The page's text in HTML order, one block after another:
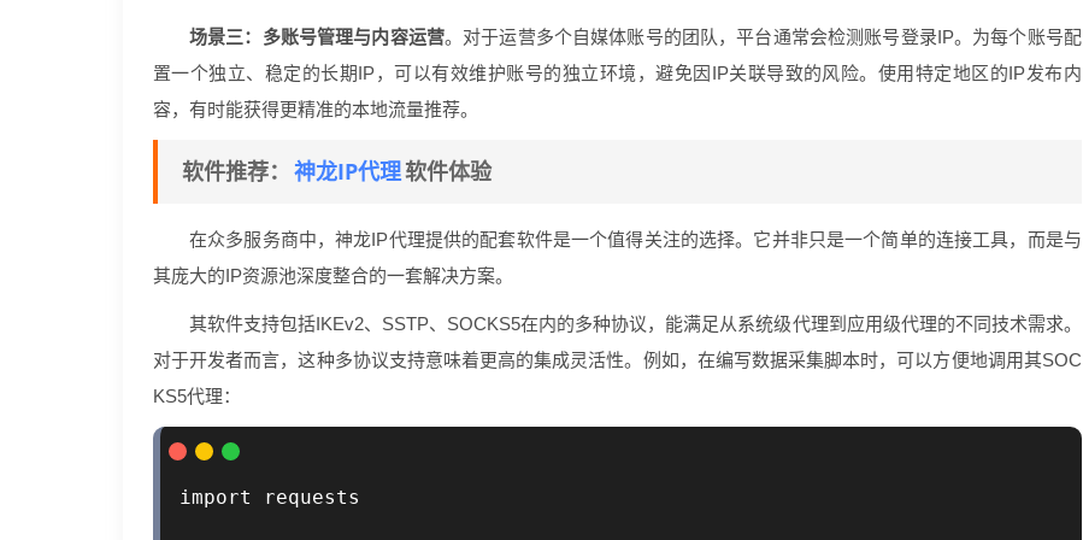
场景三：多账号管理与内容运营。对于运营多个自媒体账号的团队，平台通常会检测账号登录IP。为每个账号配
置一个独立、稳定的长期IP，可以有效维护账号的独立环境，避免因IP关联导致的风险。使用特定地区的IP发布内
容，有时能获得更精准的本地流量推荐。
软件推荐： 神龙IP代理软件体验
在众多服务商中，神龙IP代理提供的配套软件是一个值得关注的选择。它并非只是一个简单的连接工具，而是与
其庞大的IP资源池深度整合的一套解决方案。
其软件支持包括IKEv2、SSTP、SOCKS5在内的多种协议，能满足从系统级代理到应用级代理的不同技术需求。
对于开发者而言，这种多协议支持意味着更高的集成灵活性。例如，在编写数据采集脚本时，可以方便地调用其SOC
KS5代理：
import requests